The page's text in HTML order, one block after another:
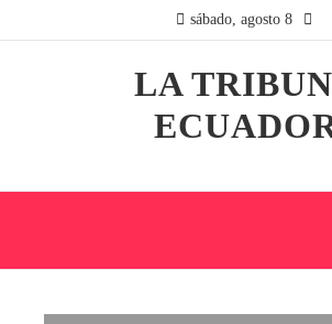
sábado, agosto 8
LA